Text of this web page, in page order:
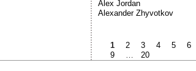
Alex Jordan
Alexander Zhyvotkov
1 2 3 4 5 6
9
20